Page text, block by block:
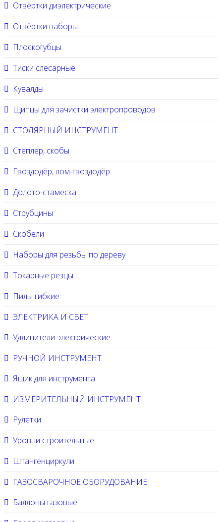
Отвёртки диэлектрические
Отвёртки наборы
Плоскогубцы
Тиски слесарные
Кувалды
Щипцы для зачистки электропроводов
СТОЛЯРНЫЙ ИНСТРУМЕНТ
Степлер, скобы
Гвоздодёр, лом-гвоздодёр
Долото-стамеска
Струбцины
Скобели
Наборы для резьбы по дереву
Токарные резцы
Пилы гибкие
ЭЛЕКТРИКА И СВЕТ
Удлинители электрические
РУЧНОЙ ИНСТРУМЕНТ
Ящик для инструмента
ИЗМЕРИТЕЛЬНЫЙ ИНСТРУМЕНТ
Рулетки
Уровни строительные
Штангенциркули
ГАЗОСВАРОЧНОЕ ОБОРУДОВАНИЕ
Баллоны газовые